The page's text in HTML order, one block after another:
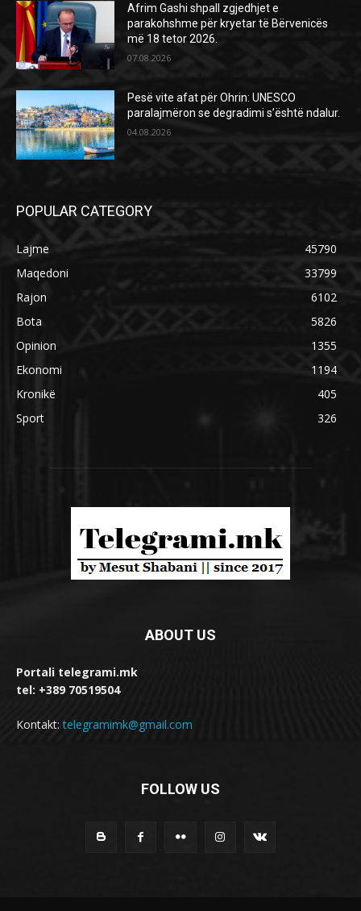
Afrim Gashi shpall zgjedhjet e
parakohshme për kryetar të Bërvenicës
më 18 tetor 2026.
07.08.2026
Pesë vite afat për Ohrin: UNESCO
paralajmëron se degradimi s’është ndalur.
04.08.2026
POPULAR CATEGORY
Lajme
45790
Maqedoni
33799
Rajon
6102
Bota
5826
Opinion
1355
Ekonomi
1194
Kronikë
405
Sport
326
ABOUT US
Portali telegrami.mk
tel: +389 70519504
Kontakt:telegramimk@gmail.com
FOLLOW US